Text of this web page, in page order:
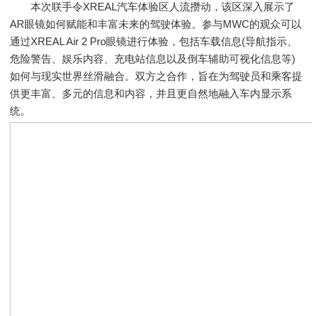
本次联手令XREAL汽车体验区人流攒动，该区深入展示了
AR眼镜如何赋能和丰富未来的驾驶体验。参与MWC的观众可以
通过XREAL Air 2 Pro眼镜进行体验，包括车载信息(导航指示、
危险警告、娱乐内容、充电站信息以及倒车辅助可视化信息等)
如何与现实世界丝滑融合。双方之合作，旨在为驾驶员和乘客提
供更丰富、多元的信息和内容，并且更自然地融入车内显示系
统。